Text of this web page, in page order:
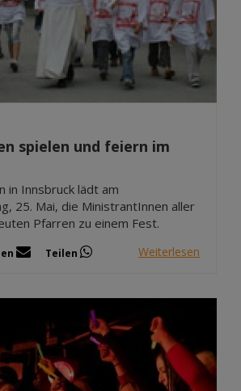
spielen und feiern im
in Innsbruck lädt am
25. Mai, die MinistrantInnen aller
Pfarren zu einem Fest.
Teilen Weiterlesen